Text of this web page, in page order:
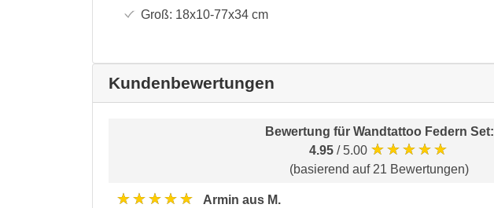
Groß: 18x10-77x34cm
Kundenbewertungen
Bewertung für Wandtattoo Federn Set:
4.95 / 5.00 ★★★★★
(basierend auf 21 Bewertungen)
★★★★★
Armin aus M.